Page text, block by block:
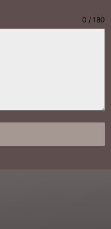
0 / 180